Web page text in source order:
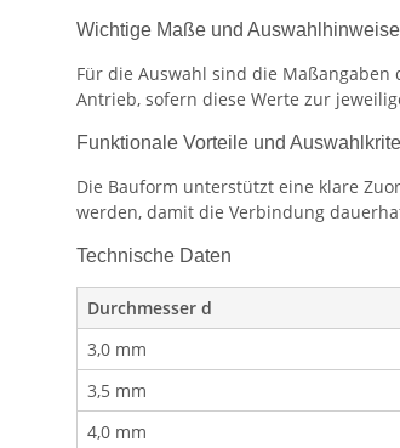
Wichtige Maße und Auswahlhinweise
Für die Auswahl sind die Maßangaben
Antrieb, sofern diese Werte zur
Funktionale Vorteile und
Die Bauform unterstützt eine klare
werden, damit die Verbindung
Technische Daten
Durchmesser d
3,0 mm
3,5 mm
4,0 mm